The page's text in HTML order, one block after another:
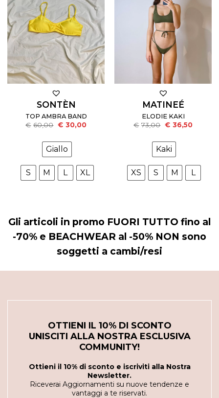
SONTÈN
TOP AMBRA BAND
€ 60,00 Il
prezzo
era:
€60,00.
€ 30,00Il
Giallo
S M L XL
MATINEÉ
ELODIE KAKI
€ 73,00 Il
prezzo
era:
€73,00.
€ 36,50Il
Kaki
XS S M L
Gli articoli in promo FUORI TUTTO fino al
-70% e BEACHWEAR al -50% NON sono
soggetti a cambi/resi
OTTIENI IL 10% DI SCONTO
UNISCITI ALLA NOSTRA ESCLUSIVA
COMMUNITY!
Ottieni il 10% di sconto e iscriviti alla Nostra
Newsletter.
Riceverai Aggiornamenti su nuove tendenze e
vantaggi a te riservati.